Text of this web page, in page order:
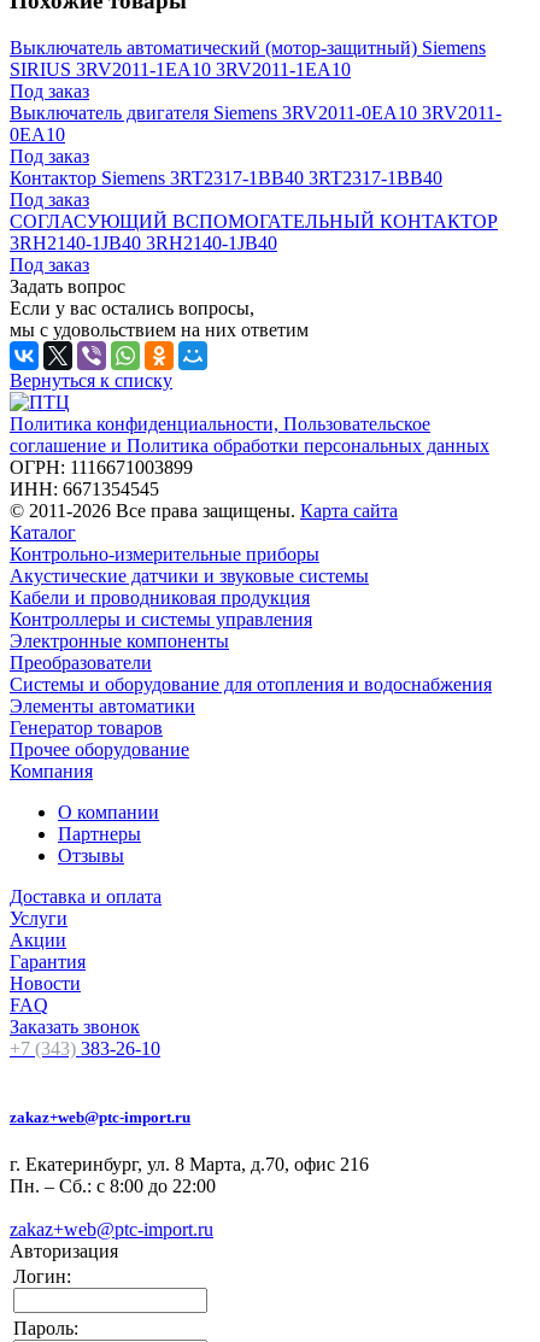
Выключатель автоматический (мотор-защитный) Siemens
SIRIUS 3RV2011-1EA10 3RV2011-1EA10
Под заказ
Выключатель двигателя Siemens 3RV2011-0EA10 3RV2011-
0EA10
Под заказ
Контактор Siemens 3RT2317-1BB40 3RT2317-1BB40
Под заказ
СОГЛАСУЮЩИЙ ВСПОМОГАТЕЛЬНЫЙ КОНТАКТОР
3RH2140-1JB40 3RH2140-1JB40
Под заказ
Задать вопрос
Если у вас остались вопросы,
мы с удовольствием на них ответим
Вернуться к списку
Политика конфиденциальности, Пользовательское
соглашение и Политика обработки персональных данных
ОГРН: 1116671003899
ИНН: 6671354545
© 2011-2026 Все права защищены. Карта сайта
Каталог
Контрольно-измерительные приборы
Акустические датчики и звуковые системы
Кабели и проводниковая продукция
Контроллеры и системы управления
Электронные компоненты
Преобразователи
Системы и оборудование для отопления и водоснабжения
Элементы автоматики
Генератор товаров
Прочее оборудование
Компания
О компании
Партнеры
Отзывы
Доставка и оплата
Услуги
Акции
Гарантия
Новости
FAQ
Заказать звонок
+7 (343) 383-26-10
zakaz+web@ptc-import.ru
г. Екатеринбург, ул. 8 Марта, д.70, офис 216
Пн. – Сб.: с 8:00 до 22:00
zakaz+web@ptc-import.ru
Авторизация
Логин:
Пароль: